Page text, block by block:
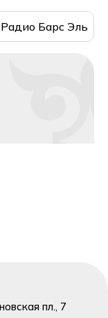
Радио Барс Эль
пл., 7